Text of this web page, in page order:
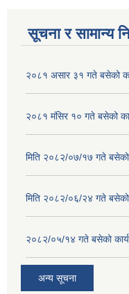
सूचना र सामान्य
२०८१ असार ३१ गते बसेको
२०८१ मंसिर १० गते बसेको
मिति २०८२/०७/१७ गते बसेको
मिति २०८२/०६/२४ गते बसेको
२०८२/०५/१४ गते बसेको
अन्य सूचना